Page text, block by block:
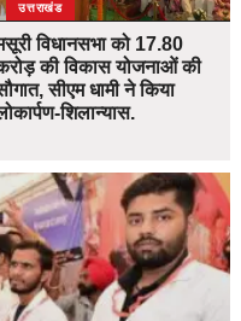
उत्तराखंड
विधानसभा को 17.80
की विकास योजनाओं की
सीएम धामी ने किया
शिलान्यास.